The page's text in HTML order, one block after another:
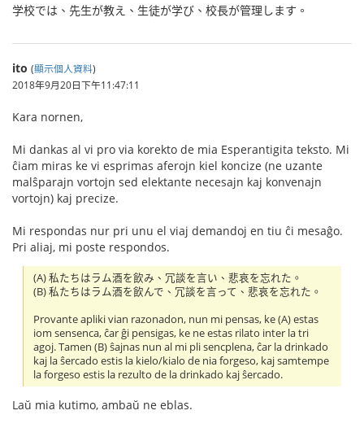
学校では、先生が教え、生徒が学び、校長が管理します。
ito (顯示個人資料)
2018年9月20日下午11:47:11
Kara nornen,
Mi dankas al vi pro via korekto de mia Esperantigita teksto. Mi
ĉiam miras ke vi esprimas aferojn kiel koncize (ne uzante
malŝparajn vortojn sed elektante necesajn kaj konvenajn
vortojn) kaj precize.
Mi respondas nur pri unu el viaj demandoj en tiu ĉi mesaĝo.
Pri aliaj, mi poste respondos.
(A) 私たちはラム酒を飲み、冗談を言い、悲哀を忘れた。
(B) 私たちはラム酒を飲んで、冗談を言って、悲哀を忘れた。
Provante apliki vian razonadon, nun mi pensas, ke (A) estas
iom sensenca, ĉar ĝi pensigas, ke ne estas rilato inter la tri
agoj. Tamen (B) ŝajnas nun al mi pli sencplena, ĉar la drinkado
kaj la ŝercado estis la kielo/kialo de nia forgeso, kaj samtempe
la forgeso estis la rezulto de la drinkado kaj ŝercado.
Laŭ mia kutimo, ambaŭ ne eblas.